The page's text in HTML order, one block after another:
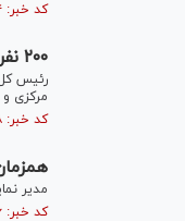
کد خبر: ۴۸۱۵۸۴۴ تاریخ انتشار : ۱۴۰۳/۱۱/۰۱
۲۰۰ نفر از زندانیان جرایم غیرعمد استان مرکزی در ۹ ماهه ۱۴۰۳ آزاد شدند
مرکزی و
کد خبر: ۴۸۱۱۸۴۸ تاریخ انتشار : ۱۴۰۳/۱۰/۰۸
همزمان با ایام
مدیر نمایندگی ستاد
کد خبر: ۴۸۰۷۷۲۶ تاریخ انتشار : ۱۴۰۳/۰۹/۱۴